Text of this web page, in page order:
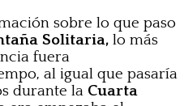
sobre lo que paso
Solitaria, lo más
fuera
al igual que pasaría
durante la Cuarta